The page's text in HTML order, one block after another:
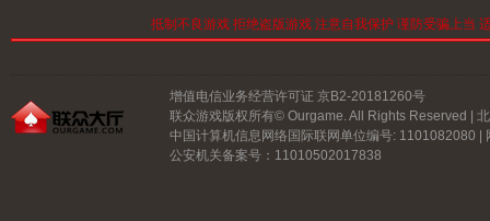
抵制不良游戏 拒绝盗版游戏 注意自我保护 谨防受骗上当
增值电信业务经营许可证 京B2-20181260号
联众游戏版权所有© Ourgame. All Rights Reserved |
中国计算机信息网络国际联网单位编号: 1101082080
公安机关备案号：11010502017838